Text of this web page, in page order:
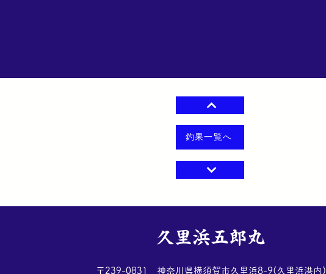
釣果一覧へ
​久里浜五郎丸
​〒239-0831 神奈川県横須賀市久里浜8-9(久里浜港内)